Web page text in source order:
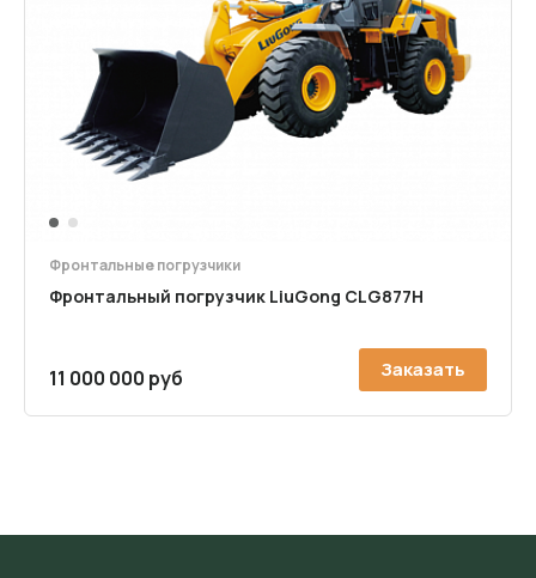
1 2
Фронтальные погрузчики
Фронтальный погрузчик LiuGong CLG877H
11 000 000 руб Заказать